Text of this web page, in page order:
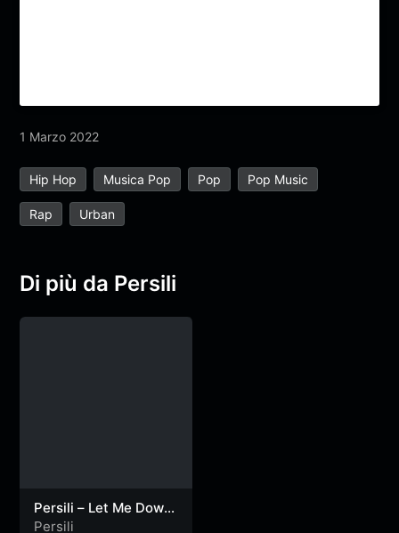
1 Marzo 2022
Hip Hop Musica Pop Pop Pop Music
Rap Urban
Di più da Persili
Persili – Let Me Down
(Visualizer)
Persili